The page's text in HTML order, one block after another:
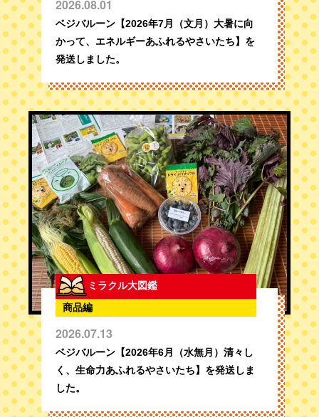
2026.08.01
ベジバルーン【2026年7月（文月）大暑に向
かって、エネルギーあふれるやさいたち】を
発送しました。
ミラクル大図鑑
商品編
2026.07.13
ベジバルーン【2026年6月（水無月）清々し
く、生命力あふれるやさいたち】を発送しま
した。